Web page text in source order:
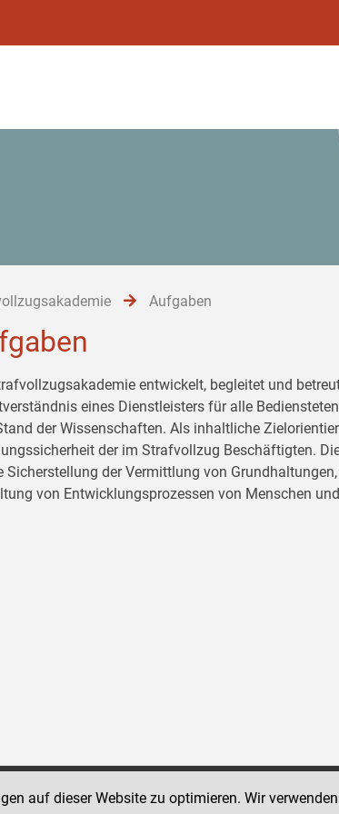
Aufgaben
entwickelt, begleitet und
eines Dienstleisters für alle
der Wissenschaften. Als inhaltliche
der im Strafvollzug Beschäftigten.
Sicherstellung der Vermittlung von
von Entwicklungsprozessen von Menschen
Social Media Kanäle
auf dieser Website zu optimieren. Wir